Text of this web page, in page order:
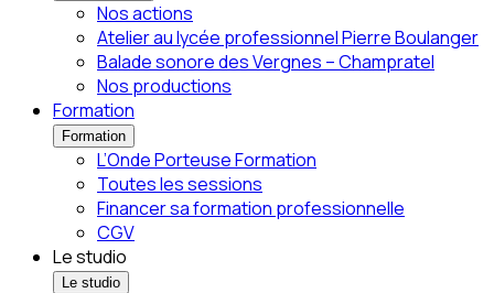
Nos actions
Atelier au lycée professionnel Pierre Boulanger
Balade sonore des Vergnes – Champratel
Nos productions
Formation
Formation
L’Onde Porteuse Formation
Toutes les sessions
Financer sa formation professionnelle
CGV
Le studio
Le studio